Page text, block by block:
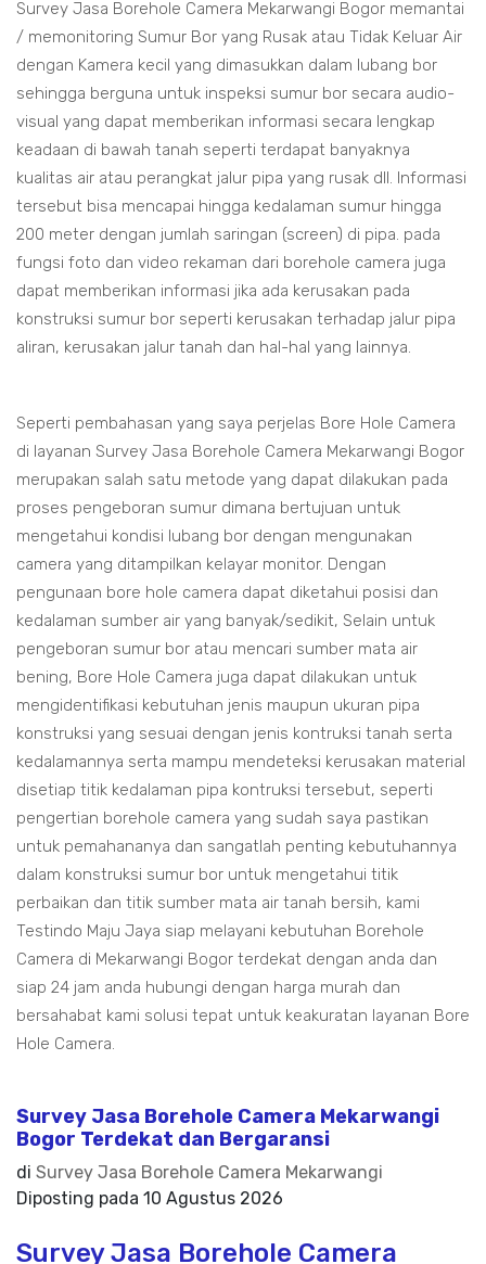
Survey Jasa Borehole Camera Mekarwangi Bogor memantai
/ memonitoring Sumur Bor yang Rusak atau Tidak Keluar Air
dengan Kamera kecil yang dimasukkan dalam lubang bor
sehingga berguna untuk inspeksi sumur bor secara audio-
visual yang dapat memberikan informasi secara lengkap
keadaan di bawah tanah seperti terdapat banyaknya
kualitas air atau perangkat jalur pipa yang rusak dll. Informasi
tersebut bisa mencapai hingga kedalaman sumur hingga
200 meter dengan jumlah saringan (screen) di pipa. pada
fungsi foto dan video rekaman dari borehole camera juga
dapat memberikan informasi jika ada kerusakan pada
konstruksi sumur bor seperti kerusakan terhadap jalur pipa
aliran, kerusakan jalur tanah dan hal-hal yang lainnya.
Seperti pembahasan yang saya perjelas Bore Hole Camera
di layanan Survey Jasa Borehole Camera Mekarwangi Bogor
merupakan salah satu metode yang dapat dilakukan pada
proses pengeboran sumur dimana bertujuan untuk
mengetahui kondisi lubang bor dengan mengunakan
camera yang ditampilkan kelayar monitor. Dengan
pengunaan bore hole camera dapat diketahui posisi dan
kedalaman sumber air yang banyak/sedikit, Selain untuk
pengeboran sumur bor atau mencari sumber mata air
bening, Bore Hole Camera juga dapat dilakukan untuk
mengidentifikasi kebutuhan jenis maupun ukuran pipa
konstruksi yang sesuai dengan jenis kontruksi tanah serta
kedalamannya serta mampu mendeteksi kerusakan material
disetiap titik kedalaman pipa kontruksi tersebut, seperti
pengertian borehole camera yang sudah saya pastikan
untuk pemahananya dan sangatlah penting kebutuhannya
dalam konstruksi sumur bor untuk mengetahui titik
perbaikan dan titik sumber mata air tanah bersih, kami
Testindo Maju Jaya siap melayani kebutuhan Borehole
Camera di Mekarwangi Bogor terdekat dengan anda dan
siap 24 jam anda hubungi dengan harga murah dan
bersahabat kami solusi tepat untuk keakuratan layanan Bore
Hole Camera.
Survey Jasa Borehole Camera Mekarwangi
Bogor Terdekat dan Bergaransi
di Survey Jasa Borehole Camera Mekarwangi
Diposting pada 10 Agustus 2026
Survey Jasa Borehole Camera